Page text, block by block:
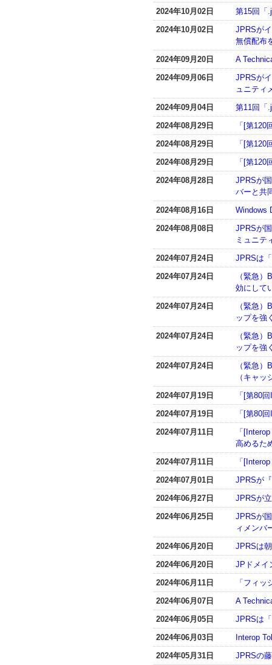
2024年10月02日
第15回「
2024年10月02日
JPRSが
無償配布
2024年09月20日
A
2024年09月06日
JPRSが
ュニティ
2024年09月04日
第11回「
2024年08月29日
「[第
2024年08月29日
「[第
2024年08月29日
「[第
2024年08月28日
JPRSが
バーと共
2024年08月16日
Windows
2024年08月08日
JPRSが
ミュニテ
2024年07月24日
JPRSは
2024年07月24日
（緊急
効にして
2024年07月24日
（緊急
ップを強
2024年07月24日
（緊急
ップを強
2024年07月24日
（緊急
（キャ
2024年07月19日
「[第80
2024年07月19日
「[第80
2024年07月11日
「
高めるた
2024年07月11日
「
2024年07月01日
JPRSが
2024年06月27日
JPRSが
2024年06月25日
JPRSが
ィメンバ
2024年06月20日
JPRSは
2024年06月20日
JPドメイ
2024年06月11日
「フィ
2024年06月07日
A
2024年06月05日
JPRSは
2024年06月03日
Interop
2024年05月31日
JPRSの